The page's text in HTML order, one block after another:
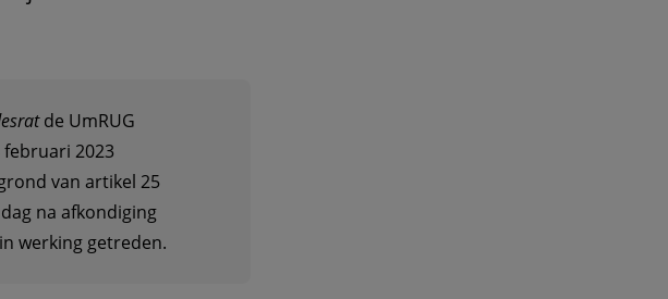
de UmRUG
2023
van artikel 25
na afkondiging
werking getreden.